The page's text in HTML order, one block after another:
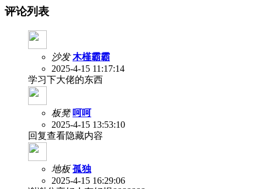
评论列表
沙发 木槿霸霸
2025-4-15 11:17:14
学习下大佬的东西
板凳 呵呵
2025-4-15 13:53:10
回复查看隐藏内容
地板 孤独
2025-4-15 16:29:06